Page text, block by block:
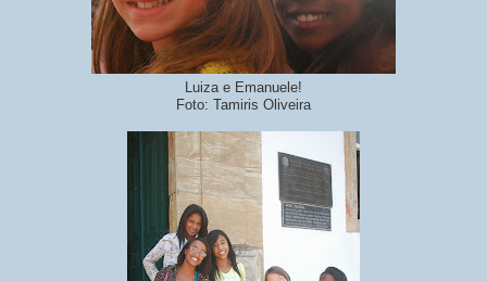
Luiza e Emanuele!
Foto: Tamiris Oliveira